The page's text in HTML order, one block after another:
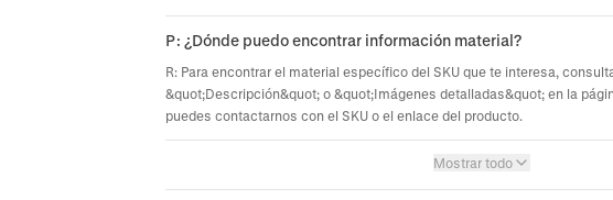
P: ¿Dónde puedo encontrar información material?
R: Para encontrar el material específico del SKU que te interesa,
&quot;Descripción&quot; o &quot;Imágenes detalladas&quot; en la
puedes contactarnos con el SKU o el enlace del producto.
Mostrar todo